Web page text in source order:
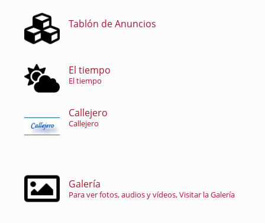
Tablón de Anuncios
El tiempo
El tiempo
Callejero
Callejero
Galería
Para ver fotos, audios y vídeos, Visitar la Galería